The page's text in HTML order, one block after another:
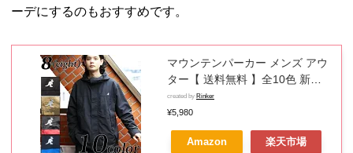
ーデにするのもおすすめです。
マウンテンパーカー メンズ アウ
ター【 送料無料 】全10色 新作
マンパーKANGOL別注 カンゴー
ル ブラック カーキナイロン マウ
ンテンパーカー ブルゾンM L XL
キャンプ DIY アウトドア ストリ
created by Rinker
¥5,980
Amazon 楽天市場